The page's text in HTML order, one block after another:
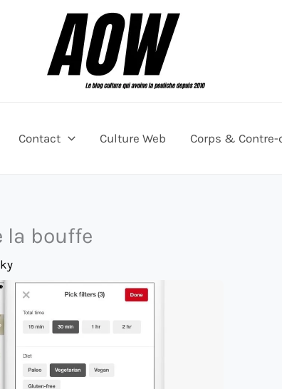
Contact Culture Web Corps &
la bouffe